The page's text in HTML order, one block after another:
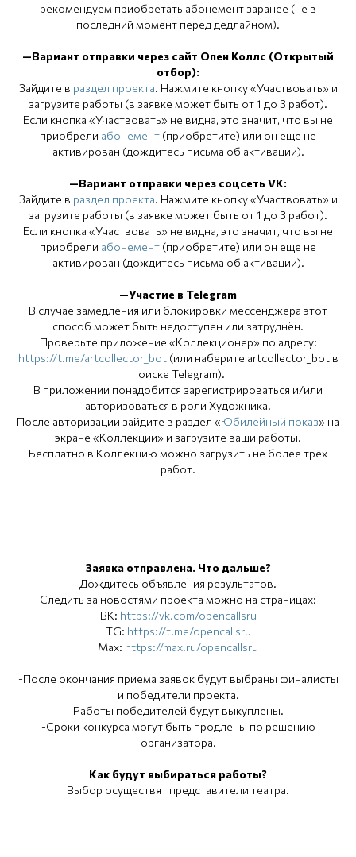
рекомендуем приобретать абонемент заранее (не в
последний момент перед дедлайном).
—Вариант отправки через сайт Опен Коллс (Открытый
отбор):
Зайдите в раздел проекта. Нажмите кнопку «Участвовать» и
загрузите работы (в заявке может быть от 1 до 3 работ).
Если кнопка «Участвовать» не видна, это значит, что вы не
приобрели абонемент (приобретите) или он еще не
активирован (дождитесь письма об активации).
—Вариант отправки через соцсеть VK:
Зайдите в раздел проекта. Нажмите кнопку «Участвовать» и
загрузите работы (в заявке может быть от 1 до 3 работ).
Если кнопка «Участвовать» не видна, это значит, что вы не
приобрели абонемент (приобретите) или он еще не
активирован (дождитесь письма об активации).
—Участие в Telegram
В случае замедления или блокировки мессенджера этот
способ может быть недоступен или затруднён.
Проверьте приложение «Коллекционер» по адресу:
https://t.me/artcollector_bot(или наберите artcollector_bot в
поиске Telegram).
В приложении понадобится зарегистрироваться и/или
авторизоваться в роли Художника.
После авторизации зайдите в раздел «Юбилейный показ» на
экране «Коллекции» и загрузите ваши работы.
Бесплатно в Коллекцию можно загрузить не более трёх
работ.
Заявка отправлена. Что дальше?
Дождитесь объявления результатов.
Следить за новостями проекта можно на страницах:
ВК: https://vk.com/opencallsru
TG: https://t.me/opencallsru
Max: https://max.ru/opencallsru
-После окончания приема заявок будут выбраны финалисты
и победители проекта.
Работы победителей будут выкуплены.
-Сроки конкурса могут быть продлены по решению
организатора.
Как будут выбираться работы?
Выбор осуществят представители театра.